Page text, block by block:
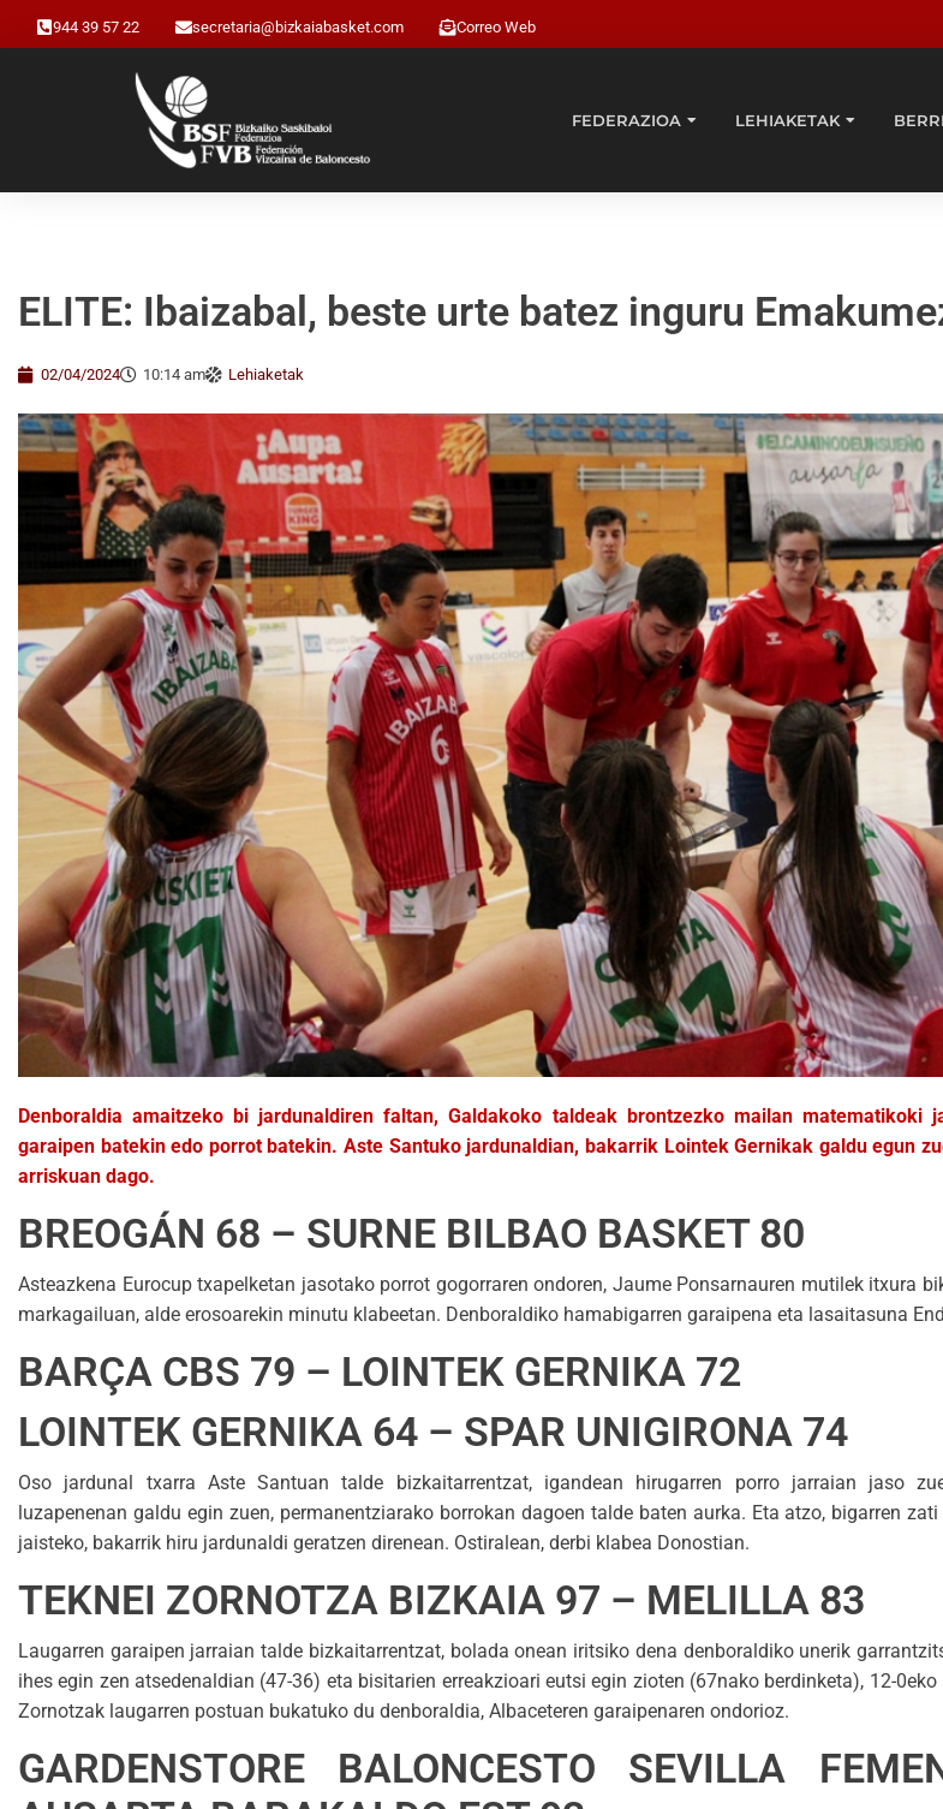
944 39 57 22 secretaria@bizkaiabasket.com Correo Web
FEDERAZIOA LEHIAKETAK
ELITE: Ibaizabal, beste urte batez inguru
02/04/2024 10:14 am Lehiaketak
Denboraldia amaitzeko bi jardunaldiren faltan, Galdakoko taldeak brontzezko mailan matematikoki
garaipen batekin edo porrot batekin. Aste Santuko jardunaldian, bakarrik Lointek Gernikak galdu egun
arriskuan dago.
BREOGÁN 68 – SURNE BILBAO BASKET 80
Asteazkena Eurocup txapelketan jasotako porrot gogorraren ondoren, Jaume Ponsarnauren mutilek itxura
markagailuan, alde erosoarekin minutu klabeetan. Denboraldiko hamabigarren garaipena eta lasaitasuna
BARÇA CBS 79 – LOINTEK GERNIKA 72
LOINTEK GERNIKA 64 – SPAR UNIGIRONA 74
Oso jardunal txarra Aste Santuan talde bizkaitarrentzat, igandean hirugarren porro jarraian jaso
luzapenenan galdu egin zuen, permanentziarako borrokan dagoen talde baten aurka. Eta atzo, bigarren
jaisteko, bakarrik hiru jardunaldi geratzen direnean. Ostiralean, derbi klabea Donostian.
TEKNEI ZORNOTZA BIZKAIA 97 – MELILLA 83
Laugarren garaipen jarraian talde bizkaitarrentzat, bolada onean iritsiko dena denboraldiko unerik
ihes egin zen atsedenaldian (47-36) eta bisitarien erreakzioari eutsi egin zioten (67nako berdinketa), 12-
Zornotzak laugarren postuan bukatuko du denboraldia, Albaceteren garaipenaren ondorioz.
GARDENSTORE BALONCESTO SEVILLA